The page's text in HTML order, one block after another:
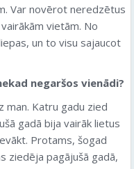
Var novērot neredzētus
vietām. No
un to visu sajaucot
negaršos vienādi?
man. Katru gadu zied
gadā bija vairāk lietus
Protams, šogad
ziedēja pagājušā gadā,